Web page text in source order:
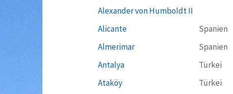
Alexander von Humboldt II
Alicante
Spanien
Almerimar
Spanien
Antalya
Türkei
Ataköy
Türkei